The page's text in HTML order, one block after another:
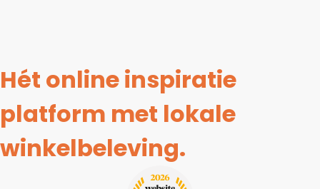
Hét online inspiratie
platform met lokale
winkelbeleving.